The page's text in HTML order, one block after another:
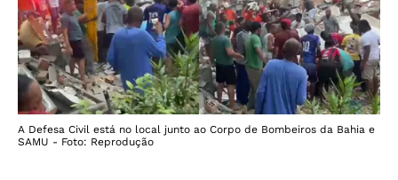
A Defesa Civil está no local junto ao Corpo de Bombeiros da Bahia e
SAMU - Foto: Reprodução